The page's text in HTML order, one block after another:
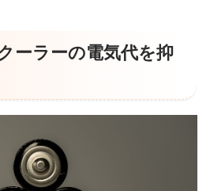
ーラーの電気代を抑